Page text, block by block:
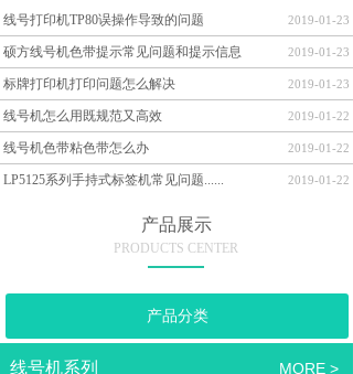
线号打印机TP80误操作导致的问题 2019-01-23
硕方线号机色带提示常见问题和提示信息 2019-01-23
标牌打印机打印问题怎么解决 2019-01-23
线号机怎么用既规范又高效 2019-01-22
线号机色带粘色带怎么办 2019-01-22
LP5125系列手持式标签机常见问题...... 2019-01-22
产品展示
PRODUCTS CENTER
产品分类
线号机系列 MORE >